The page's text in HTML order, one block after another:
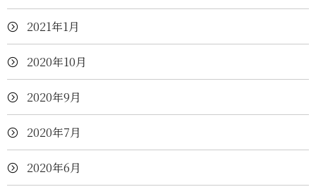
2021年1月
2020年10月
2020年9月
2020年7月
2020年6月